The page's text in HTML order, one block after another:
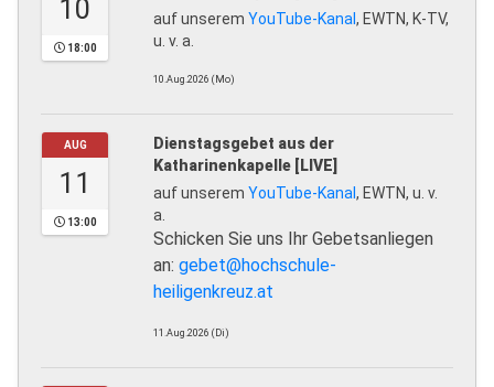
10
18:00
auf unserem YouTube-Kanal, EWTN, K-TV,
u. v. a.
10.Aug.2026 (Mo)
AUG
11
13:00
Dienstagsgebet aus der
Katharinenkapelle [LIVE]
auf unserem YouTube-Kanal, EWTN, u. v.
a.
Schicken Sie uns Ihr Gebetsanliegen
an: gebet@hochschule-
heiligenkreuz.at
11.Aug.2026 (Di)